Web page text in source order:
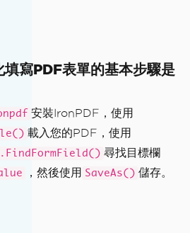
寫PDF表單的基本步驟是
安裝IronPDF，使用
載入您的PDF，使用
尋找目標欄
，然後使用 SaveAs() 儲存。